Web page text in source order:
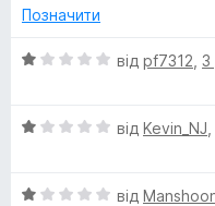
o
o
l
к
1
Позначити
О
н
1
від pf7312 3
О
н
від Kevin_NJ
О від